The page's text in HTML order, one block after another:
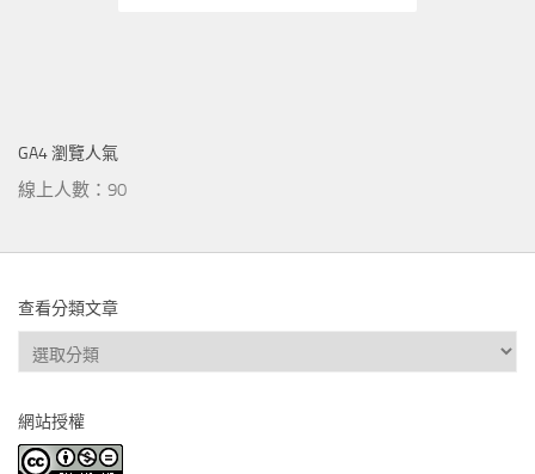
GA4 瀏覽人氣
線上人數：90
查看分類文章
查
看
類
文
網站授權